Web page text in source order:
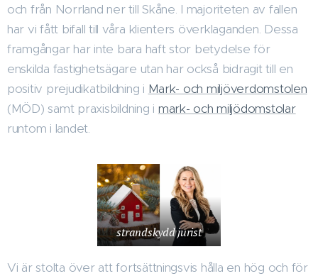
och från Norrland ner till Skåne. I majoriteten av fallen
har vi fått bifall till våra klienters överklaganden. Dessa
framgångar har inte bara haft stor betydelse för
enskilda fastighetsägare utan har också bidragit till en
positiv prejudikatbildning i Mark- och miljöverdomstolen
(MÖD) samt praxisbildning i mark- och miljödomstolar
runtom i landet.
strandskydd jurist
Vi är stolta över att fortsättningsvis hålla en hög och för